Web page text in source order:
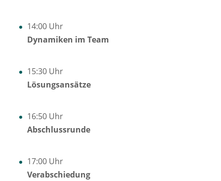
14:00 Uhr
Dynamiken im Team
15:30 Uhr
Lösungsansätze
16:50 Uhr
Abschlussrunde
17:00 Uhr
Verabschiedung